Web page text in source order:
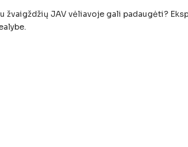
žvaigždžių JAV vėliavoje gali padaugėti?